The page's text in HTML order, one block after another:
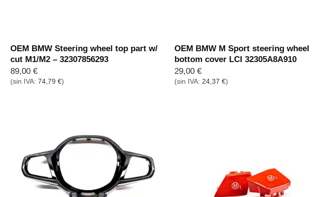
OEM BMW Steering wheel top part w/
cut M1/M2 – 32307856293
89,00€
(sin IVA:74,79€)
OEM BMW M Sport steering wheel
bottom cover LCI 32305A8A910
29,00€
(sin IVA: 24,37€)